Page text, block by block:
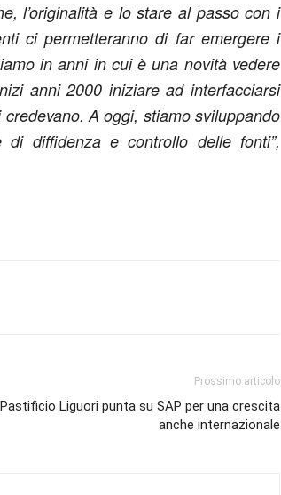
l’originalità e lo stare al passo con i
ci permetteranno di far emergere i
in anni in cui è una novità vedere
anni 2000 iniziare ad interfacciarsi
A oggi, stiamo sviluppando
diffidenza e controllo delle fonti”,
Prossimo articolo
Pastificio Liguori punta su SAP per una crescita
anche internazionale